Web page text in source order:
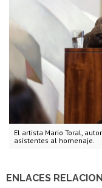
El artista Mario Toral,
asistentes al homenaje.
ENLACES